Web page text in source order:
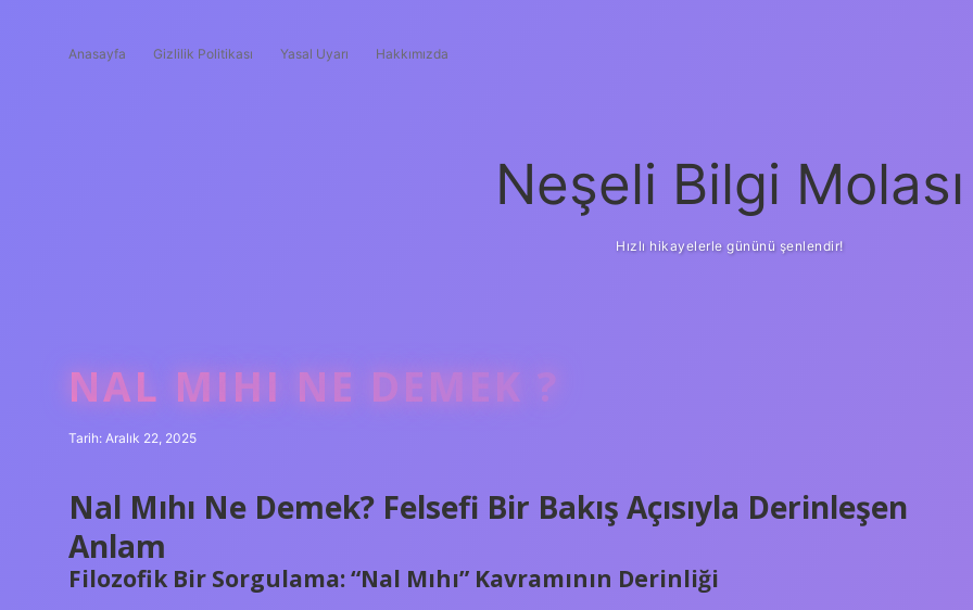
Anasayfa Gizlilik Politikası Yasal Uyarı Hakkımızda
Neşeli Bilgi Molası
Hızlı hikayelerle gününü şenlendir!
NAL MIHI NE DEMEK ?
Tarih: Aralık 22, 2025
Nal Mıhı Ne Demek? Felsefi Bir Bakış Açısıyla Derinleşen
Anlam
Filozofik Bir Sorgulama: “Nal Mıhı” Kavramının Derinliği